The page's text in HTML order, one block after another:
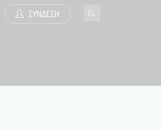
ΣΥΝΔΕΣΗ EL